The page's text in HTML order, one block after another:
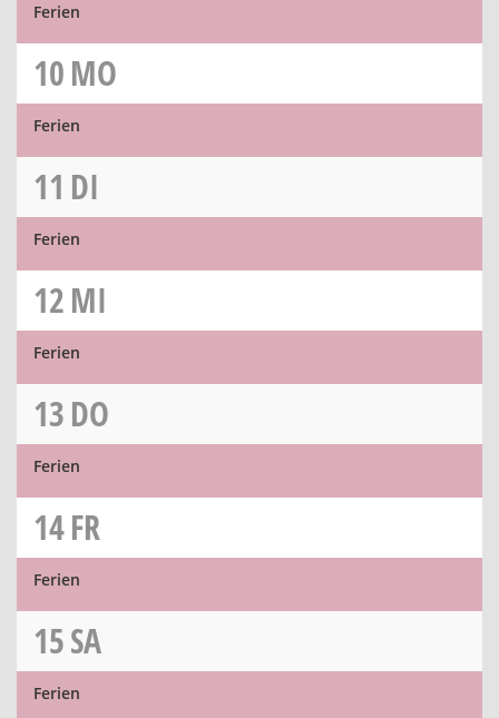
Ferien
10MO
Ferien
11 DI
Ferien
12MI
Ferien
13DO
Ferien
14FR
Ferien
15SA
Ferien